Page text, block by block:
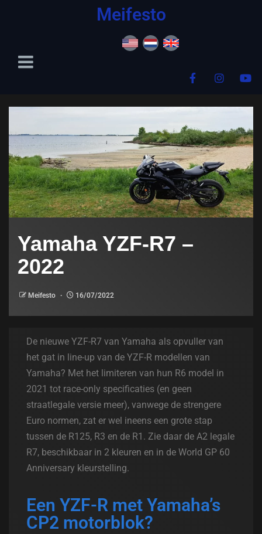
Meifesto
Yamaha YZF-R7 –
2022
Meifesto 16/07/2022
De nieuwe YZF-R7 van Yamaha als opvuller van
het gat in line-up van de YZF-R modellen van
Yamaha? Met het limiteren van hun R6 model in
2021 tot race-only specificaties (en geen
straatlegale versie meer), vanwege de strengere
Euro normen, zat er wel ineens een grote stap
tussen de R125, R3 en de R1. Zie daar de A2 legale
R7, beschikbaar in 2 kleuren en in de World GP 60
Anniversary kleurstelling.
Een YZF-R met Yamaha’s
CP2 motorblok?